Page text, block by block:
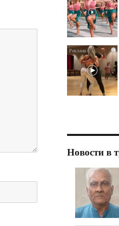
i
Новости в